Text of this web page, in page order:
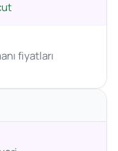
fiyatları